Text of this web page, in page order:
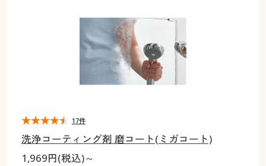
カーテン・ラグ・ファブリック
美容・健康・サプリメント
制服・スクールすべて
大きいサイズ通販すべて
大きいサイズ レディース下着
カタログ
カーテン・ラグ・ファブリック
ジュニア・ティーンズ下着
大きいサイズ レディース服
大きいサイズ メンズ
大きいサイズ 事務・制服
カタログ
洗浄コーティング剤 磨コート(ミガコート)
1,969円(税込)～
17件